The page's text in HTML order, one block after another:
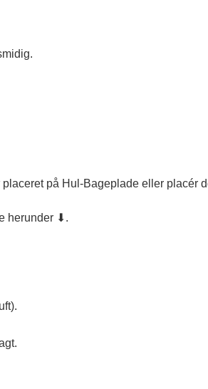
placeret på Hul-Bageplade eller placér
herunder ⬇.